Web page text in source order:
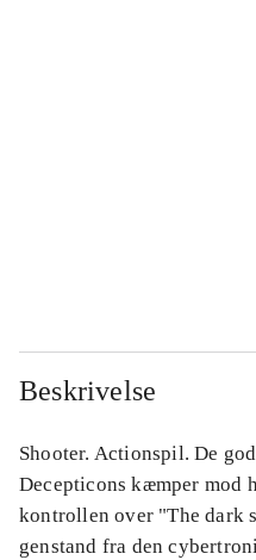
Beskrivelse
Shooter. Actionspil. De
Decepticons kæmper mod
kontrollen over "The dark
genstand fra den